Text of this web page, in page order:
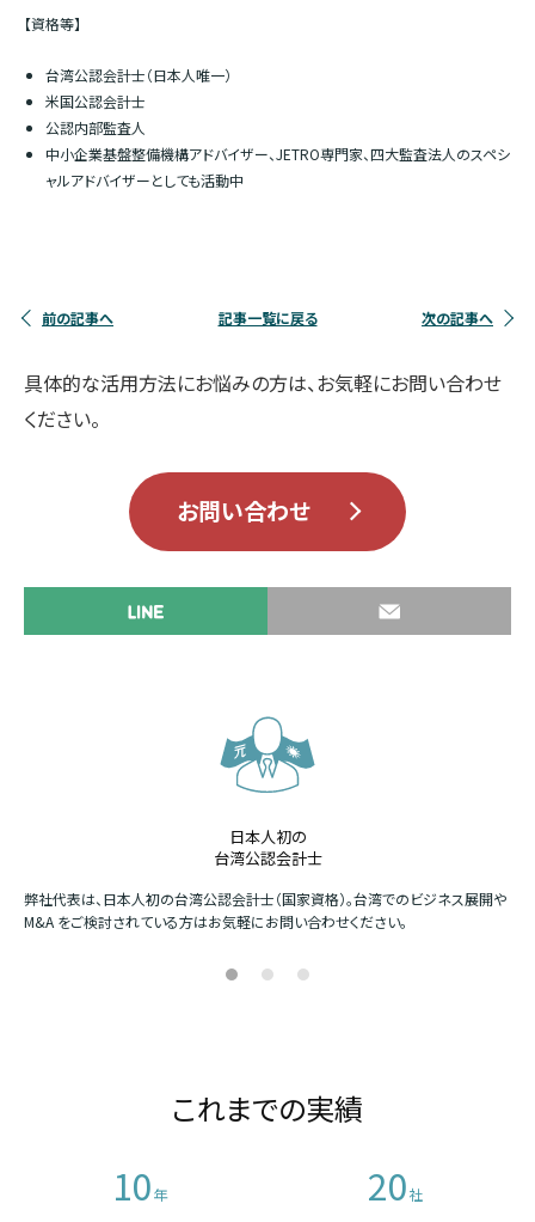
【資格等】
台湾公認会計士（日本人唯一）
米国公認会計士
公認内部監査人
中小企業基盤整備機構アドバイザー、JETRO専門家、四大監査法人のスペシ
ャルアドバイザーとしても活動中
前の記事へ 記事一覧に戻る 次の記事へ
具体的な活用方法にお悩みの方は、お気軽にお問い合わせ
ください。
お問い合わせ
日本人初の
台湾公認会計士
弊社代表は、日本人初の台湾公認会計士（国家資格）。台湾でのビジネス展開や
M&A をご検討されている方はお気軽にお問い合わせください。
これまでの実績
10年
20社